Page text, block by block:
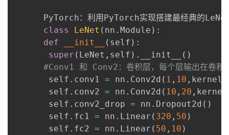
PyTorch：利用PyTorch实现搭建最经典的
class
LeNet ( nn . Module ) :
def
__init__ ( self ) :
super ( LeNet , self ) . __init__ ( )
#Conv1 和 Conv2：卷积层，每个层输出在卷积
       self
. conv1 = nn . Conv2d ( 1 , 10 ,
       self
. conv2 = nn . Conv2d ( 10 , 20 ,
       self
. conv2_drop = nn . Dropout2d ( )
       self
. fc1 = nn . Linear ( 320 , 50 )
       self
. fc2 = nn . Linear ( 50 , 10 )